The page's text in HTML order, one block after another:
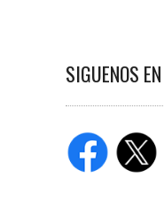
SIGUENOS